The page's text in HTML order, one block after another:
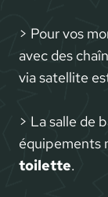
> Pour vos
avec des
via satellite
> La salle de
équipements
toilette.